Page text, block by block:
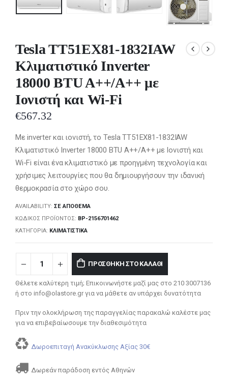
Tesla TT51EX81-1832IAW
Κλιματιστικό Inverter
18000 BTU A++/A++ με
Ιονιστή και Wi-Fi
€567.32
Με inverter και ιονιστή, το Tesla TT51EX81-1832IAW
Κλιματιστικό Inverter 18000 BTU A++/A++ με Ιονιστή και
Wi-Fi είναι ένα κλιματιστικό με προηγμένη τεχνολογία και
χρήσιμες λειτουργίες που θα δημιουργήσουν την ιδανική
θερμοκρασία στο χώρο σου.
AVAILABILITY: ΣΕ ΑΠΌΘΕΜΑ
ΚΩΔΙΚΌΣ ΠΡΟΪΌΝΤΟΣ: BP-2156701462
ΚΑΤΗΓΟΡΊΑ: ΚΛΙΜΑΤΙΣΤΙΚΆ
ΠΡΟΣΘΉΚΗ ΣΤΟ ΚΑΛΆΘΙ
Θέλετε καλύτερη τιμή; Επικοινωνήστε μαζί μας στο 210 3007136
ή στο info@olastore.gr για να μάθετε αν υπάρχει δυνατότητα
Πριν την ολοκλήρωση της παραγγελίας παρακαλώ καλέστε μας
για να επιβεβαίωσουμε την διαθεσιμότητα
Δωροεπιταγή Ανακύκλωσης Αξίας 30€
Δωρεάν παράδοση εντός Αθηνών